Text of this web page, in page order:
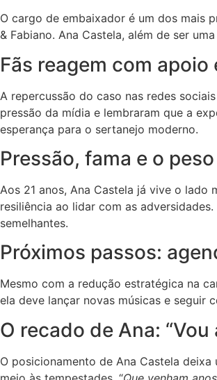
O cargo de embaixador é um dos mais
& Fabiano. Ana Castela, além de ser
Fãs reagem com apoio
A repercussão do caso nas redes
pressão da mídia e lembraram que a
esperança para o sertanejo moderno.
Pressão, fama e o
Aos 21 anos, Ana Castela já vive o lado
resiliência ao lidar com as
semelhantes.
Próximos passos:
Mesmo com a redução estratégica na
ela deve lançar novas músicas e seguir
O recado de Ana:
O posicionamento de Ana Castela